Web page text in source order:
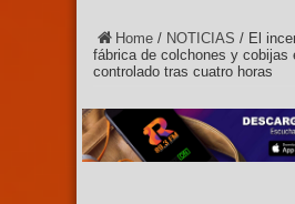
Home / NOTICIAS / El
fábrica de colchones y cobijas
controlado tras cuatro horas